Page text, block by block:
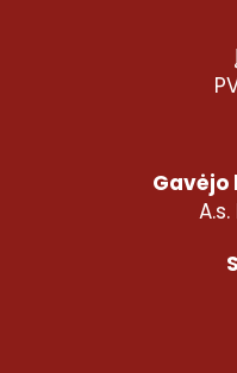
Gavėjo